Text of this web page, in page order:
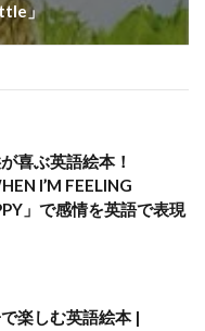
」
喜ぶ英語絵本！
I’M FEELING
」で感情を英語で表現
楽しむ英語絵本 |